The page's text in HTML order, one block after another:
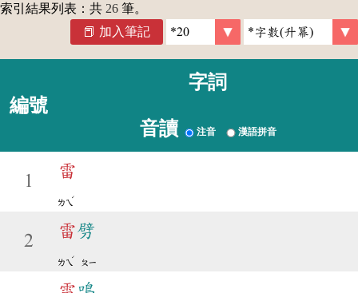
索引結果列表：共 26 筆。
加入筆記
編號
字詞
音讀 注音 漢語拼音
1
雷
ㄌㄟ
ˊ
2
雷劈
ㄌㄟ
ˊ
ㄆㄧ